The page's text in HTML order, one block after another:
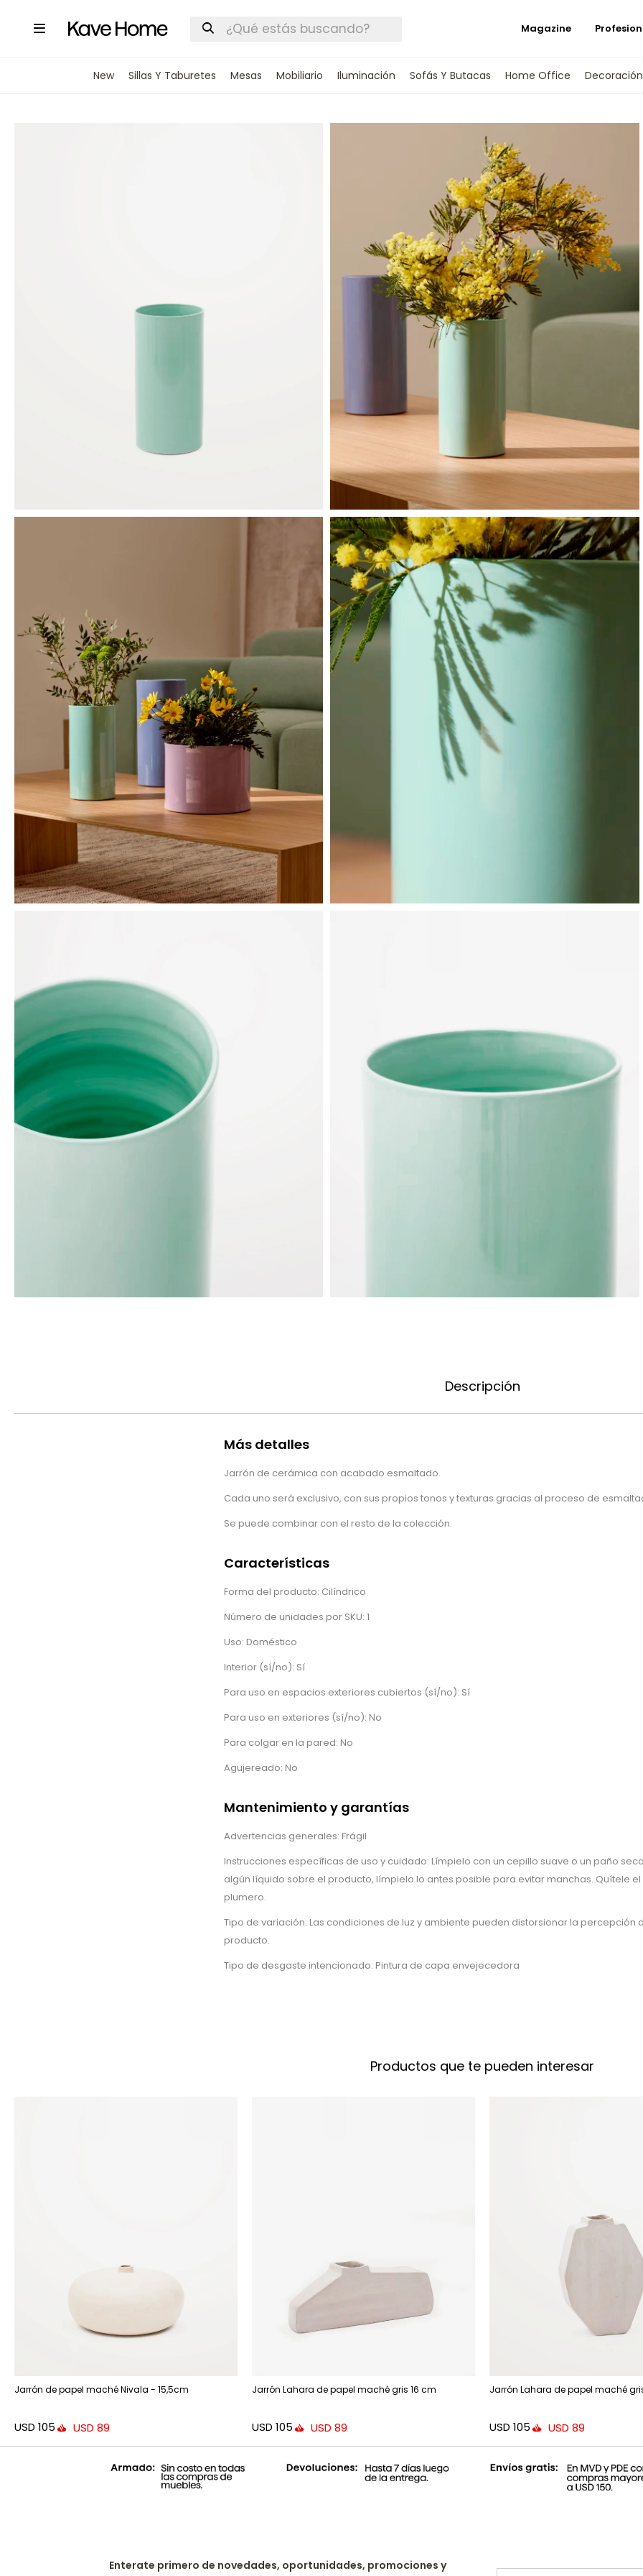

New Sillas Y Taburetes Mesas Mobiliario Iluminación Sofás Y Butacas Home Office Decoración
Magazine
Descripción
Más detalles
Jarrón de cerámica con acabado esmaltado.
Cada uno será exclusivo, con sus propios tonos y texturas gracias al proceso de
Se puede combinar con el resto de la colección.
Características
Forma del producto: Cilíndrico
Número de unidades por SKU: 1
Uso: Doméstico
Interior (sí/no): Sí
Para uso en espacios exteriores cubiertos (sí/no): Sí
Para uso en exteriores (sí/no): No
Para colgar en la pared: No
Agujereado: No
Mantenimiento y garantías
Advertencias generales: Frágil
Instrucciones específicas de uso y cuidado: Límpielo con un cepillo suave o un paño
algún líquido sobre el producto, límpielo lo antes posible para evitar manchas. Quítele
plumero.
Tipo de variación: Las condiciones de luz y ambiente pueden distorsionar la percepción
producto.
Tipo de desgaste intencionado: Pintura de capa envejecedora
Productos que te pueden interesar
Jarrón de papel maché Nivala - 15,5cm
USD 105 USD 89
Jarrón Lahara de papel maché gris 16 cm
USD 105 USD 89
Jarrón Lahara de papel maché
USD 105 USD 89
Enterate primero de novedades, oportunidades, promociones y